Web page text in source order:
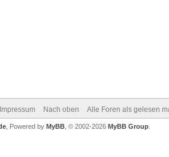
Impressum Nach oben Alle Foren als gelesen
, Powered by MyBB , © 2002-2026 MyBB Group